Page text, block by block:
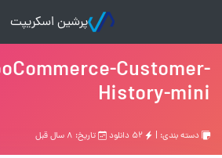
پرشین اسکریپت
Customer-
History-mini
دسته بندی: | ۵۲ دانلود تاریخ: ۸ سال قبل